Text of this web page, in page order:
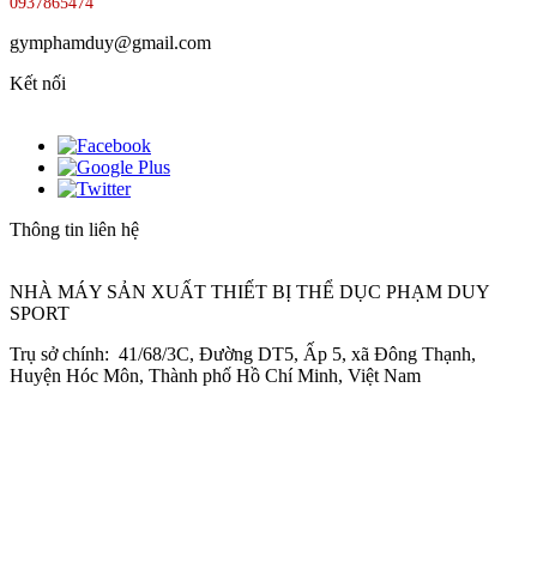
gymphamduy@gmail.com
Kết nối
Thông tin liên hệ
NHÀ MÁY SẢN XUẤT THIẾT BỊ THỂ DỤC PHẠM DUY
SPORT
Trụ sở chính: 41/68/3C, Đường DT5, Ấp 5, xã Đông Thạnh,
Huyện Hóc Môn, Thành phố Hồ Chí Minh, Việt Nam